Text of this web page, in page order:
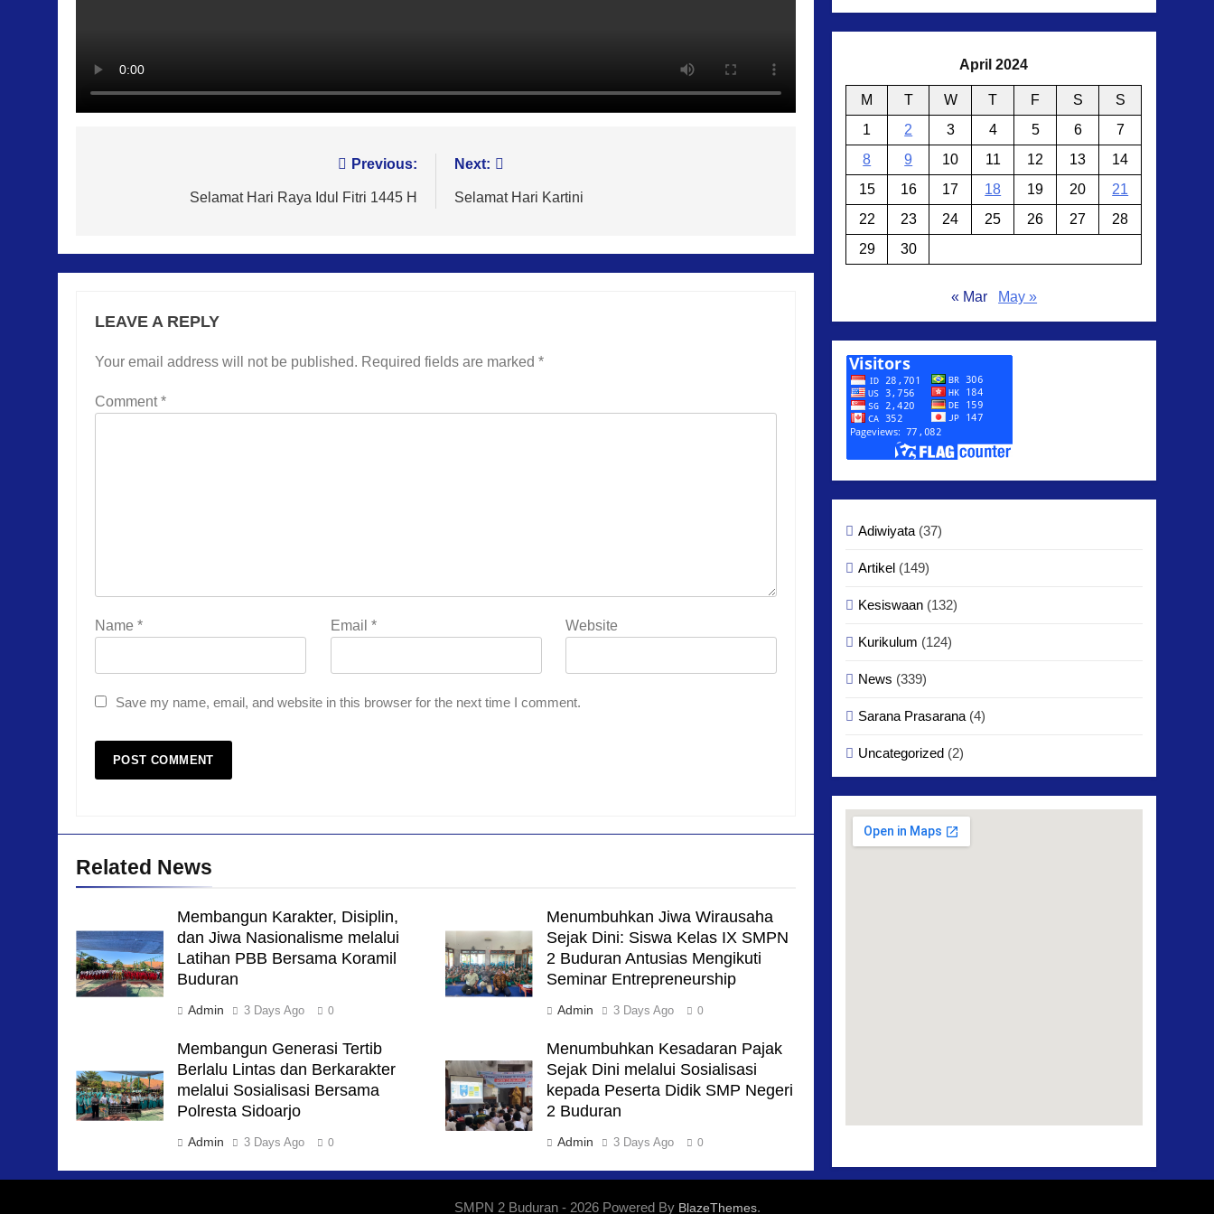
navigation
Previous:
Selamat Hari Raya Idul Fitri 1445 H
Next:
Selamat Hari Kartini
LEAVE A REPLY
Your email address will not be published. Required fields are marked *
Comment*
Name * Email * Website
Save my name, email, and website in this browser for the next time I comment.
Related News
Membangun Karakter, Disiplin,
dan Jiwa Nasionalisme melalui
Latihan PBB Bersama Koramil
Buduran
Admin 3 Days Ago 0
Menumbuhkan Jiwa Wirausaha
Sejak Dini: Siswa Kelas IX SMPN
2 Buduran Antusias Mengikuti
Seminar Entrepreneurship
Admin 3 Days Ago 0
Membangun Generasi Tertib
Berlalu Lintas dan Berkarakter
melalui Sosialisasi Bersama
Polresta Sidoarjo
Admin 3 Days Ago 0
Menumbuhkan Kesadaran Pajak
Sejak Dini melalui Sosialisasi
kepada Peserta Didik SMP Negeri
2 Buduran
Admin 3 Days Ago 0
April 2024
M T W T F S
S
1
2 3 4 5 6
7
8
9 10 11 12 13
14
15
16 17 18 19 20
21
22
23 24 25 26 27
28
29
30
« Mar May »
Adiwiyata (37)
Artikel (149)
Kesiswaan (132)
Kurikulum (124)
News (339)
Sarana Prasarana (4)
Uncategorized (2)
SMPN 2 Buduran - 2026 Powered By BlazeThemes.